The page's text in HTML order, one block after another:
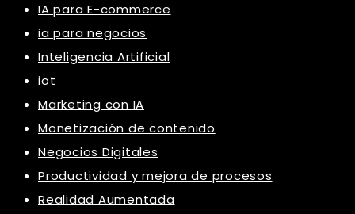
IA para E-commerce
ia para negocios
Inteligencia Artificial
iot
Marketing con IA
Monetización de contenido
Negocios Digitales
Productividad y mejora de procesos
Realidad Aumentada